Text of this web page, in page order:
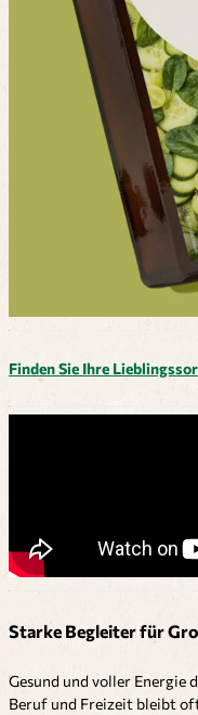
Finden Sie Ihre
Starke Begleiter für
Gesund und voller Energie
Beruf und Freizeit bleibt